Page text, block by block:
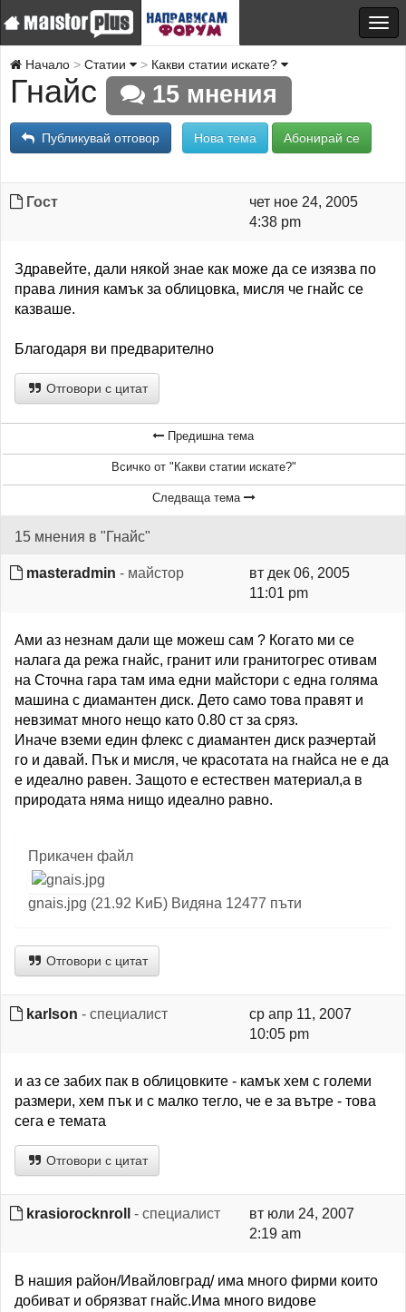
Начало Статии Какви статии искате?
Гнайс 15 мнения
Публикувай отговор Нова тема Абонирай се
Гост
чет ное 24, 2005
4:38 pm
Здравейте, дали някой знае как може да се изязва по
права линия камък за облицовка, мисля че гнайс се
казваше.
Благодаря ви предварително
Отговори с цитат
Предишна тема
Всичко от "Какви статии искате?"
Следваща тема
15 мнения в "Гнайс"
masteradmin - майстор
вт дек 06, 2005
11:01 pm
Ами аз незнам дали ще можеш сам ? Когато ми се
налага да режа гнайс, гранит или гранитогрес отивам
на Сточна гара там има едни майстори с една голяма
машина с диамантен диск. Дето само това правят и
невзимат много нещо като 0.80 ст за сряз.
Иначе вземи един флекс с диамантен диск разчертай
го и давай. Пък и мисля, че красотата на гнайса не е да
е идеално равен. Защото е естествен материал,а в
природата няма нищо идеално равно.
Прикачен файл
gnais.jpg (21.92 KиБ) Видяна 12477 пъти
Отговори с цитат
karlson - специалист
ср апр 11, 2007
10:05 pm
и аз се забих пак в облицовките - камък хем с големи
размери, хем пък и с малко тегло, че е за вътре - това
сега е темата
Отговори с цитат
krasiorocknroll - специалист
вт юли 24, 2007
2:19 am
В нашия район/Ивайловград/ има много фирми които
добиват и обрязват гнайс.Има много видове